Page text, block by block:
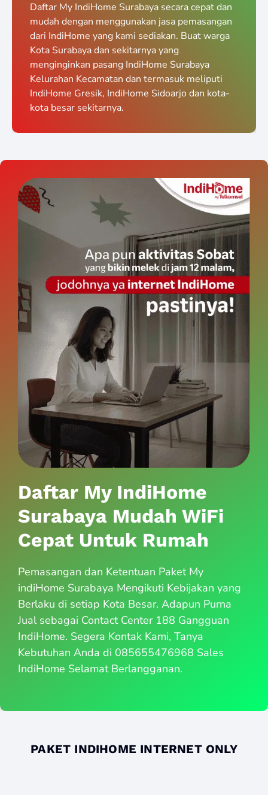
Daftar My IndiHome Surabaya secara cepat dan
mudah dengan menggunakan jasa pemasangan
dari IndiHome yang kami sediakan. Buat warga
Kota Surabaya dan sekitarnya yang
menginginkan pasang IndiHome Surabaya
Kelurahan Kecamatan dan termasuk meliputi
IndiHome Gresik, IndiHome Sidoarjo dan kota-
kota besar sekitarnya.
Daftar My IndiHome
Surabaya Mudah WiFi
Cepat Untuk Rumah
Pemasangan dan Ketentuan Paket My
indiHome Surabaya Mengikuti Kebijakan yang
Berlaku di setiap Kota Besar. Adapun Purna
Jual sebagai Contact Center 188 Gangguan
IndiHome. Segera Kontak Kami, Tanya
Kebutuhan Anda di 085655476968 Sales
IndiHome Selamat Berlangganan.
PAKET INDIHOME INTERNET ONLY